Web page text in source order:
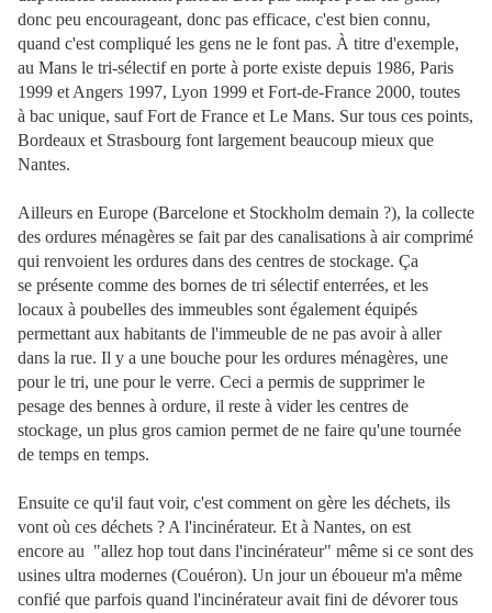
donc peu encourageant, donc pas efficace, c'est bien connu,
quand c'est compliqué les gens ne le font pas. À titre d'exemple,
au Mans le tri-sélectif en porte à porte existe depuis 1986, Paris
1999 et Angers 1997, Lyon 1999 et Fort-de-France 2000, toutes
à bac unique, sauf Fort de France et Le Mans. Sur tous ces points,
Bordeaux et Strasbourg font largement beaucoup mieux que
Nantes.
Ailleurs en Europe (Barcelone et Stockholm demain ?), la collecte
des ordures ménagères se fait par des canalisations à air comprimé
qui renvoient les ordures dans des centres de stockage. Ça
se présente comme des bornes de tri sélectif enterrées, et les
locaux à poubelles des immeubles sont également équipés
permettant aux habitants de l'immeuble de ne pas avoir à aller
dans la rue. Il y a une bouche pour les ordures ménagères, une
pour le tri, une pour le verre. Ceci a permis de supprimer le
pesage des bennes à ordure, il reste à vider les centres de
stockage, un plus gros camion permet de ne faire qu'une tournée
de temps en temps.
Ensuite ce qu'il faut voir, c'est comment on gère les déchets, ils
vont où ces déchets ? A l'incinérateur. Et à Nantes, on est
encore au "allez hop tout dans l'incinérateur" même si ce sont des
usines ultra modernes (Couéron). Un jour un éboueur m'a même
confié que parfois quand l'incinérateur avait fini de dévorer tous